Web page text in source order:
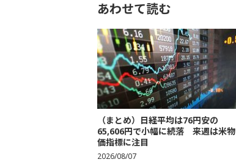
あわせて読む
（まとめ）日経平均は76円安の
65,606円で小幅に続落 来週は米物
価指標に注目
2026/08/07